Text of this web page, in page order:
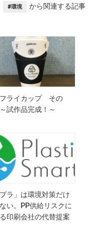
#環境
から関連する記事
ライカップ その
試作品完成！～
プラ」は環境対策だけ
い。PP供給リスクに
印刷会社の代替提案